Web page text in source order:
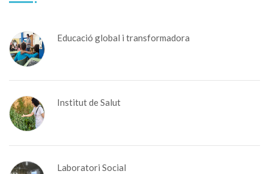
Educació global i transformadora
Institut de Salut
Laboratori Social